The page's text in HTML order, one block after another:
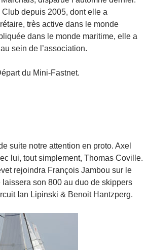
depuis 2005, dont elle a
très active dans le monde
dans le monde maritime, elle a
sein de l’association.
du Mini-Fastnet.
suite notre attention en proto. Axel
lui, tout simplement, Thomas Coville.
rejoindra François Jambou sur le
son 800 au duo de skippers
Ian Lipinski & Benoit Hantzperg.